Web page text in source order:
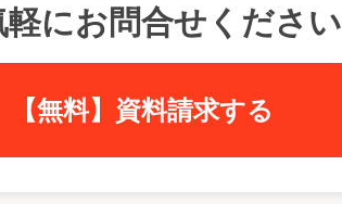
軽にお問合せください
【無料】資料請求する